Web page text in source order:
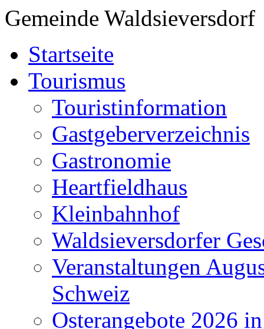
Gemeinde Waldsieversdorf
Startseite
Tourismus
Touristinformation
Gastgeberverzeichnis
Gastronomie
Heartfieldhaus
Kleinbahnhof
Waldsieversdorfer
Veranstaltungen
Schweiz
Osterangebote 2026